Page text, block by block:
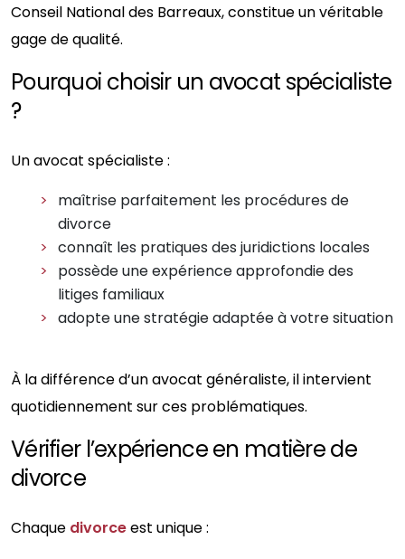
Conseil National des Barreaux, constitue un véritable
gage de qualité.
Pourquoi choisir un avocat spécialiste
?
Un avocat spécialiste :
maîtrise parfaitement les procédures de
divorce
connaît les pratiques des juridictions locales
possède une expérience approfondie des
litiges familiaux
adopte une stratégie adaptée à votre situation
À la différence d’un avocat généraliste, il intervient
quotidiennement sur ces problématiques.
Vérifier l’expérience en matière de
divorce
Chaque divorceest unique :